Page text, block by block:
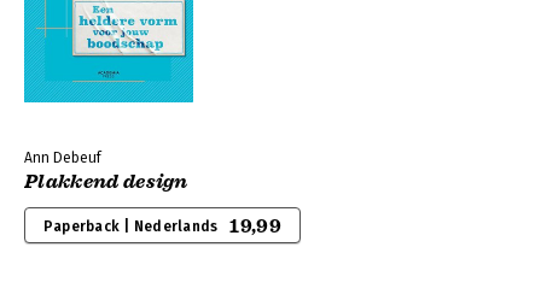
Ann Debeuf
Plakkend design
Paperback | Nederlands 19,99